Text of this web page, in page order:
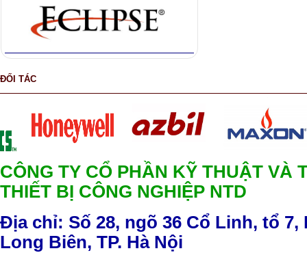
ĐỐI TÁC
CÔNG TY CỔ PHẦN KỸ THUẬT VÀ
THIẾT BỊ CÔNG NGHIỆP NTD
Địa chỉ: Số 28, ngõ 36 Cổ Linh, tổ 7,
Long Biên, TP. Hà Nội